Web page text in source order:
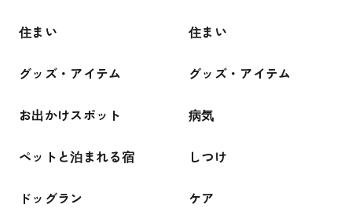
住まい
グッズ・アイテム
お出かけスポット
ペットと泊まれる宿
ドッグラン
住まい
グッズ・アイテム
病気
しつけ
ケア